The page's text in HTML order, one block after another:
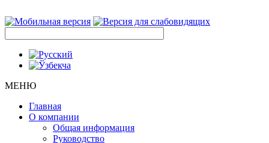
МЕНЮ
Главная
О компании
Общая информация
Руководство